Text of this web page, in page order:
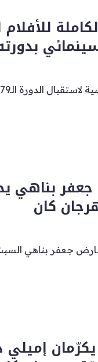
بدورته
جعفر
كان
جعفر بناهي
يكرّمان